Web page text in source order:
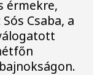
érmekre,
Csaba, a